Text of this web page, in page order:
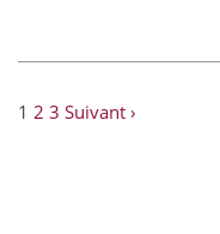
1 2 3 Suivant ›